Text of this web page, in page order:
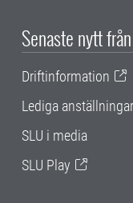
Senaste nytt från
Driftinformation
Lediga anställningar
SLU i media
SLU Play